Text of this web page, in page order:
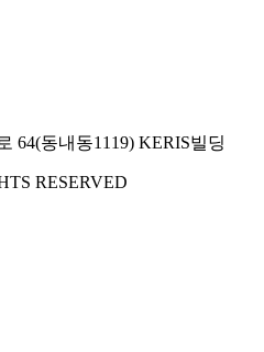
64(동내동1119) KERIS빌딩
RESERVED